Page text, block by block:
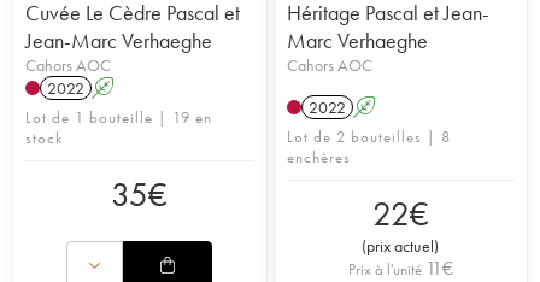
Cuvée Le Cèdre Pascal et
Jean-Marc Verhaeghe
Cahors AOC
2022 A
Lot de 1 bouteille | 19 en
stock
35€
Héritage Pascal et Jean-
Marc Verhaeghe
Cahors AOC
2022 A
Lot de 2 bouteilles | 8
enchères
22€
(prix actuel)
Prix à l'unité 11€